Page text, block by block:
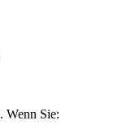
Wenn Sie: